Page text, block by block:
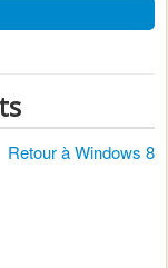
Retour à Windows 8